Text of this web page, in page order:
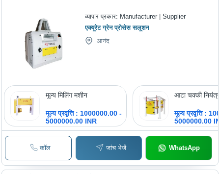
व्यापार प्रकार: Manufacturer | Supplier
एक्यूरेट ग्रेन प्रोसेस सलूशन
आनंद
मूल्य मिलिंग मशीन
मूल्य प्रवृत्ति : 1000000.00 -
5000000.00 INR
आटा चक्की
मूल्य प्रवृत्ति :
5000000.00
कॉल जांच भेजें WhatsApp